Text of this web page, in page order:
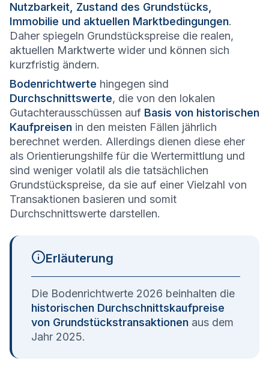
Nutzbarkeit, Zustand des Grundstücks,
Immobilie und aktuellen Marktbedingungen.
Daher spiegeln Grundstückspreise die realen,
aktuellen Marktwerte wider und können sich
kurzfristig ändern.
Bodenrichtwerte hingegen sind
Durchschnittswerte, die von den lokalen
Gutachterausschüssen auf Basis von historischen
Kaufpreisen in den meisten Fällen jährlich
berechnet werden. Allerdings dienen diese eher
als Orientierungshilfe für die Wertermittlung und
sind weniger volatil als die tatsächlichen
Grundstückspreise, da sie auf einer Vielzahl von
Transaktionen basieren und somit
Durchschnittswerte darstellen.
Erläuterung
Die Bodenrichtwerte 2026 beinhalten die
historischen Durchschnittskaufpreise
von Grundstückstransaktionen aus dem
Jahr 2025.